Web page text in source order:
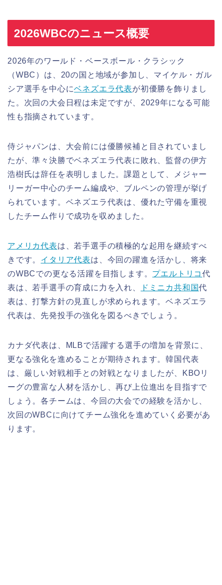
2026WBCのニュース概要
2026年のワールド・ベースボール・クラシック
（WBC）は、20の国と地域が参加し、マイケル・ガル
シア選手を中心にベネズエラ代表が初優勝を飾りまし
た。次回の大会日程は未定ですが、2029年になる可能
性も指摘されています。
侍ジャパンは、大会前には優勝候補と目されていまし
たが、準々決勝でベネズエラ代表に敗れ、監督の伊方
浩樹氏は辞任を表明しました。課題として、メジャー
リーガー中心のチーム編成や、ブルペンの管理が挙げ
られています。ベネズエラ代表は、優れた守備を重視
したチーム作りで成功を収めました。
アメリカ代表は、若手選手の積極的な起用を継続すべ
きです。 イタリア代表は、今回の躍進を活かし、将来
のWBCでの更なる活躍を目指します。 プエルトリコ代
表は、若手選手の育成に力を入れ、
ドミニカ共和国代
表は、打撃方針の見直しが求められます。ベネズエラ
代表は、先発投手の強化を図るべきでしょう。
カナダ代表は、MLBで活躍する選手の増加を背景に、
更なる強化を進めることが期待されます。韓国代表
は、厳しい対戦相手との対戦となりましたが、KBOリ
ーグの豊富な人材を活かし、再び上位進出を目指すで
しょう。各チームは、今回の大会での経験を活かし、
次回のWBCに向けてチーム強化を進めていく必要があ
ります。